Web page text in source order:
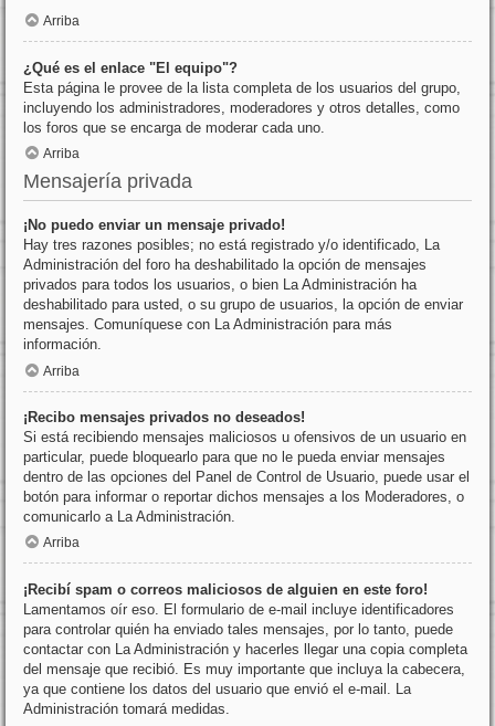
Arriba
¿Qué es el enlace "El equipo"?
Esta página le provee de la lista completa de los usuarios del grupo,
incluyendo los administradores, moderadores y otros detalles, como
los foros que se encarga de moderar cada uno.
Arriba
Mensajería privada
¡No puedo enviar un mensaje privado!
Hay tres razones posibles; no está registrado y/o identificado, La
Administración del foro ha deshabilitado la opción de mensajes
privados para todos los usuarios, o bien La Administración ha
deshabilitado para usted, o su grupo de usuarios, la opción de enviar
mensajes. Comuníquese con La Administración para más
información.
Arriba
¡Recibo mensajes privados no deseados!
Si está recibiendo mensajes maliciosos u ofensivos de un usuario en
particular, puede bloquearlo para que no le pueda enviar mensajes
dentro de las opciones del Panel de Control de Usuario, puede usar el
botón para informar o reportar dichos mensajes a los Moderadores, o
comunicarlo a La Administración.
Arriba
¡Recibí spam o correos maliciosos de alguien en este foro!
Lamentamos oír eso. El formulario de e-mail incluye identificadores
para controlar quién ha enviado tales mensajes, por lo tanto, puede
contactar con La Administración y hacerles llegar una copia completa
del mensaje que recibió. Es muy importante que incluya la cabecera,
ya que contiene los datos del usuario que envió el e-mail. La
Administración tomará medidas.